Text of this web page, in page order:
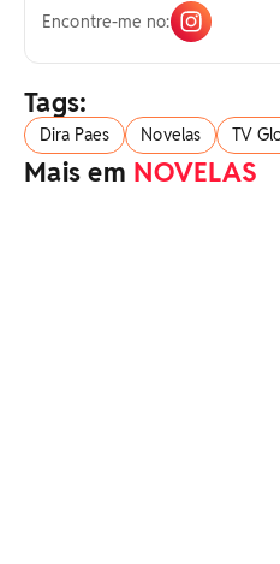
Encontre-me no:
Tags:
Dira Paes Novelas TV
Mais em NOVELAS